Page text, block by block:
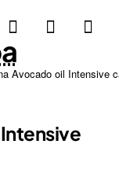
Avocado oil Intensive